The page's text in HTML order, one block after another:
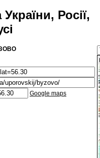
Росії,
Google maps